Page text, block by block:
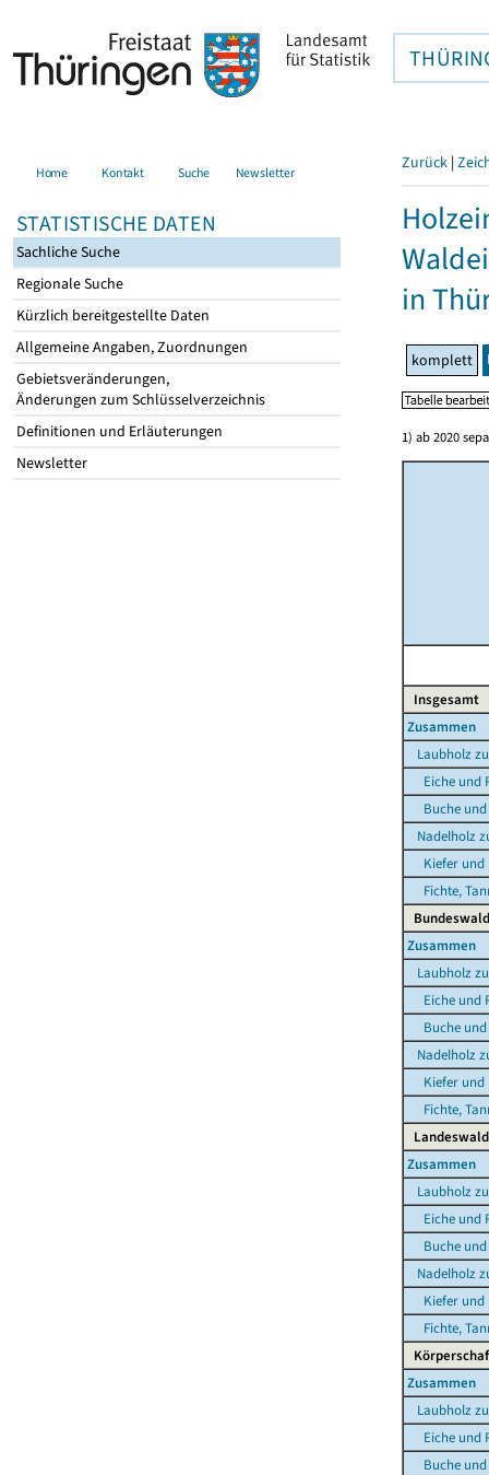
Home Kontakt Suche Newsletter
STATISTISCHE DATEN
Sachliche Suche
Regionale Suche
Kürzlich bereitgestellte Daten
Allgemeine Angaben, Zuordnungen
Gebietsveränderungen,
Änderungen zum Schlüsselverzeichnis
Definitionen und Erläuterungen
Newsletter
Zurück |
in
komplett
1) ab 2020
Insgesamt
Zusammen
Laubholz
Eiche und
Buche und
Nadelholz
Kiefer und
Fichte,
Bundeswald
Zusammen
Laubholz
Eiche und
Buche und
Nadelholz
Kiefer und
Fichte,
Landeswald
Zusammen
Laubholz
Eiche und
Buche und
Nadelholz
Kiefer und
Fichte,
Zusammen
Laubholz
Eiche und
Buche und